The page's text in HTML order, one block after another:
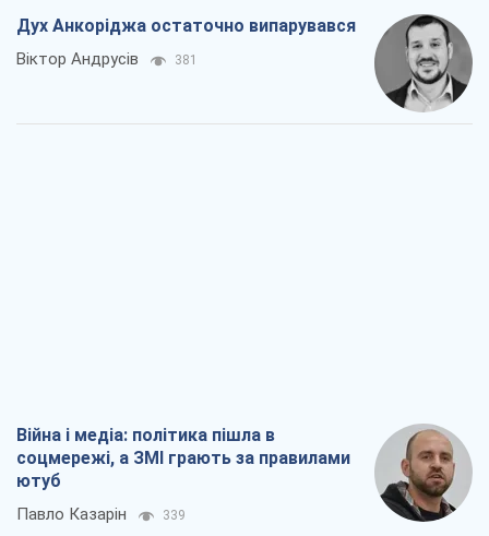
Дух Анкоріджа остаточно випарувався
Віктор Андрусів 381
Війна і медіа: політика пішла в
соцмережі, а ЗМІ грають за правилами
ютуб
Павло Казарін 339